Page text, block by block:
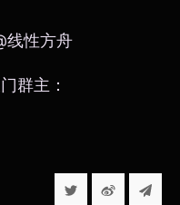
线性方舟
群主：